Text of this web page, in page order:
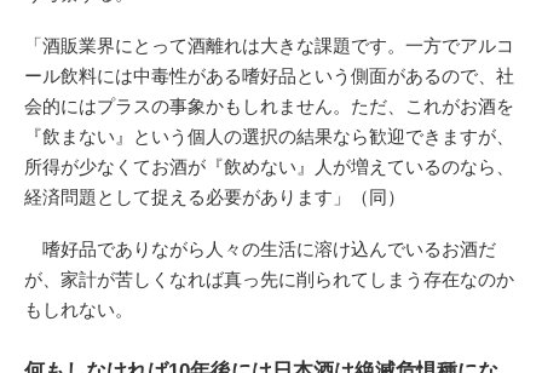
「酒販業界にとって酒離れは大きな課題です。一方でアルコ
ール飲料には中毒性がある嗜好品という側面があるので、社
会的にはプラスの事象かもしれません。ただ、これがお酒を
『飲まない』という個人の選択の結果なら歓迎できますが、
所得が少なくてお酒が『飲めない』人が増えているのなら、
経済問題として捉える必要があります」（同）
嗜好品でありながら人々の生活に溶け込んでいるお酒だ
が、家計が苦しくなれば真っ先に削られてしまう存在なのか
もしれない。